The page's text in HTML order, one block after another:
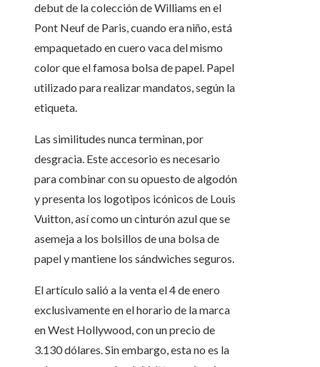
debut de la colección de Williams en el
Pont Neuf de Paris, cuando era niño, está
empaquetado en cuero vaca del mismo
color que el famosa bolsa de papel. Papel
utilizado para realizar mandatos, según la
etiqueta.
Las similitudes nunca terminan, por
desgracia. Este accesorio es necesario
para combinar con su opuesto de algodón
y presenta los logotipos icónicos de Louis
Vuitton, así como un cinturón azul que se
asemeja a los bolsillos de una bolsa de
papel y mantiene los sándwiches seguros.
El artículo salió a la venta el 4 de enero
exclusivamente en el horario de la marca
en West Hollywood, con un precio de
3.130 dólares. Sin embargo, esta no es la